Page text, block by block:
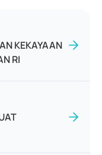
KEKAYAAN
RI